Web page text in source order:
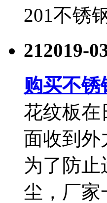
201不锈
212019-
购买不
花纹板在
面收到外
为了防
尘，厂家